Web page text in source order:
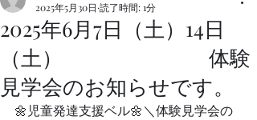
2025年6月7日（土）14日
（土） 体験
見学会のお知らせです。
2025年5月30日 読了時間: 1分
🌼児童発達支援ベル🌼＼体験見学会の